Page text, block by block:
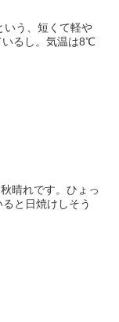
いう、短くて軽や
いるし。気温は8℃
晴れです。ひょっ
と日焼けしそう